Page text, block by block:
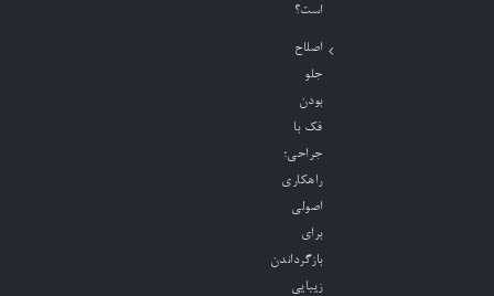
است؟
اصلاح
جلو
بودن
فک با
جراحی؛
راهکاری
اصولی
برای
بازگرداندن
زیبایی